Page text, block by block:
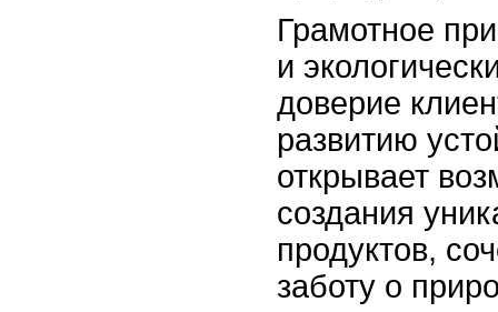
Грамотное
и
доверие
развитию
открывает
создания
продуктов,
заботу о